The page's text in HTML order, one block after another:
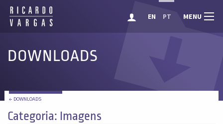
EN PT MENU
DOWNLOADS
← DOWNLOADS
Categoria: Imagens